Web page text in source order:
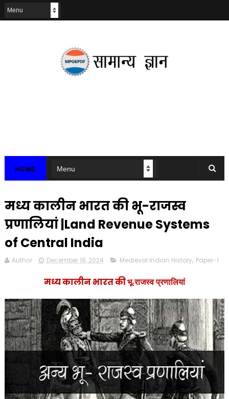
HOME
मध्य कालीन भारत की भू-राजस्व
प्रणालियां |Land Revenue Systems
of Central India
Author December 18, 2024 Medieval Indian History, Paper-1
मध्य कालीन भारत कीभू-राजस्व प्रणालियां